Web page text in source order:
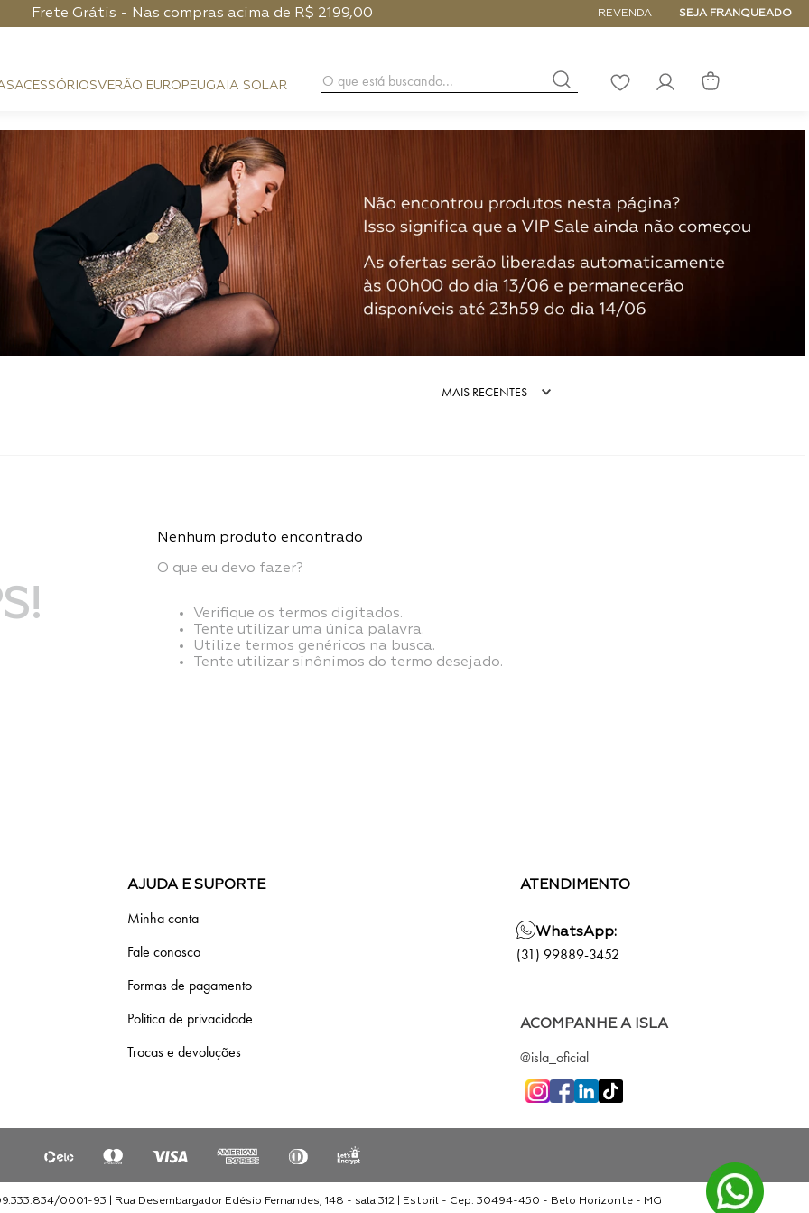
Frete Grátis - Nas compras acima de R$ 2199,00 5% de DESCONTO NA PRIMEIRA
REVENDA SEJA FRANQUEADO
PRAIA
DIA A DIA
NOITE
CLUTCH
BAGUETE
HOBO
SHOULDER BAG
FLAP
CROSSBODY
TOP HANDLE
BUCKET
TRUNK
ESFERA
NANO
PEQUENA
MÉDIA
ACESSÓRIOS
BAG CHARM
PHONE POUCH
CARTEIRA
ALÇAS
PHONE CASE
LENÇO
CINTOS
VERÃO EUROPEU
HANDMADE
GAIA SOLAR
O que está buscando...
LISTA
DE
MAIS RECENTES
Nenhum produto encontrado
O que eu devo fazer?
Verifique os termos digitados.
Tente utilizar uma única palavra.
Utilize termos genéricos na busca.
Tente utilizar sinônimos do termo desejado.
AJUDA E SUPORTE
Minha conta
Fale conosco
Formas de pagamento
Politica de privacidade
Trocas e devoluções
ATENDIMENTO
WhatsApp:
(31) 99889-3452
ACOMPANHE A ISLA
@isla_oficial
09.333.834/0001-93 | Rua Desembargador Edésio Fernandes, 148 - sala 312 | Estoril - Cep: 30494-450 - Belo Horizonte - MG